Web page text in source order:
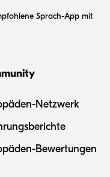
Sprach-App mit
Netzwerk
Bewertungen